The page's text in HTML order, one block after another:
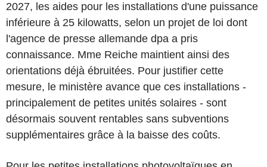
2027, les aides pour les installations d'une puissance
inférieure à 25 kilowatts, selon un projet de loi dont
l'agence de presse allemande dpa a pris
connaissance. Mme Reiche maintient ainsi des
orientations déjà ébruitées. Pour justifier cette
mesure, le ministère avance que ces installations -
principalement de petites unités solaires - sont
désormais souvent rentables sans subventions
supplémentaires grâce à la baisse des coûts.